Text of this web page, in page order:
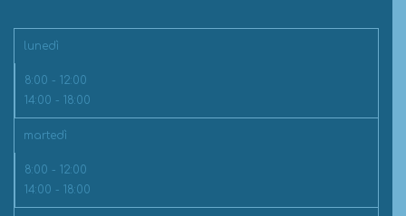
lunedì
8:00 - 12:00
14:00 - 18:00
martedì
8:00 - 12:00
14:00 - 18:00